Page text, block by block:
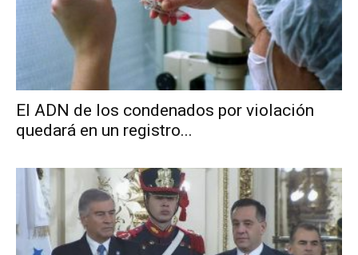
El ADN de los condenados por violación
quedará en un registro...